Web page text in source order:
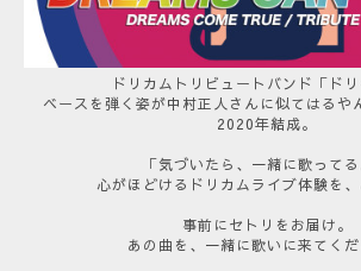
ドリカムトリビュートバンド「ドリ
ベースを弾く姿が中村正人さんに似てはる
2020年結成。
「気づいたら、一緒に歌ってる
心がほどけるドリカムライブ体験を、
事前にセトリをお届け。
あの曲を、一緒に歌いに来てくだ